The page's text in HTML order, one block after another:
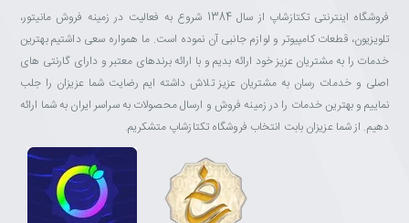
فروشگاه اینترنتی تکتازشاپ از سال 1384 شروع به فعالیت در زمینه فروش مانیتور،
تلویزیون، قطعات کامپیوتر و لوازم جانبی آن نموده است. ما همواره سعی داشتیم بهترین
خدمات را به مشتریان عزیز خود ارائه بدیم و با ارائه برندهای معتبر و دارای گارنتی های
اصلی و خدمات رسان به مشتریان عزیز تلاش داشته ایم رضایت شما عزیزان را جلب
نماییم و بهترین خدمات را در زمینه فروش و ارسال محصولات به سراسر ایران به شما ارائه
دهیم. از شما عزیزان بابت انتخاب فروشگاه تکتازشاپ متشکریم.